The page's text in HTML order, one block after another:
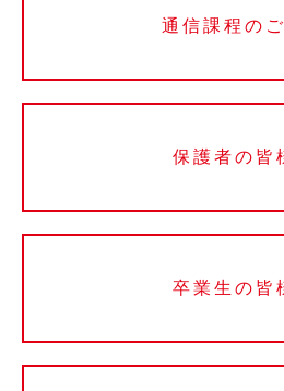
通信課程の
保護者の皆
卒業生の皆